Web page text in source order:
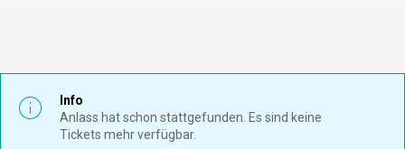
Info
Anlass hat schon stattgefunden. Es sind keine
Tickets mehr verfügbar.